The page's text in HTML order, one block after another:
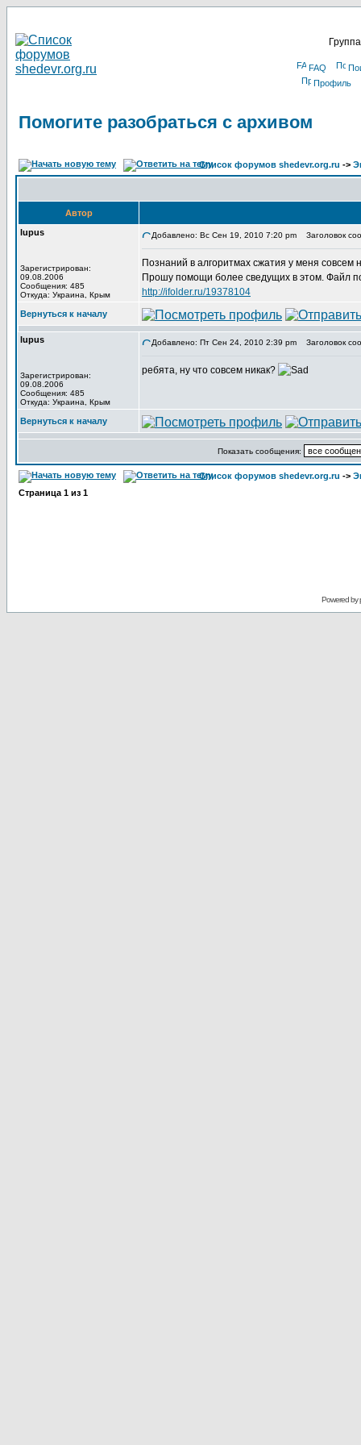
FAQ
Профиль
Помогите разобраться с архивом
Список форумов shedevr.org.ru ->
Автор
lupus
Зарегистрирован:
09.08.2006
Сообщения: 485
Откуда: Украина, Крым
Добавлено: Вс Сен 19, 2010 7:20 pm Заголовок
Познаний в алгоритмах сжатия у меня совсем
Прошу помощи более сведущих в этом. Файл
http://ifolder.ru/19378104
Вернуться к началу
lupus
Зарегистрирован:
09.08.2006
Сообщения: 485
Откуда: Украина, Крым
Добавлено: Пт Сен 24, 2010 2:39 pm Заголовок
ребята, ну что совсем никак?
Вернуться к началу
Показать сообщения:
Список форумов shedevr.org.ru ->
Страница 1 из 1
Powered by